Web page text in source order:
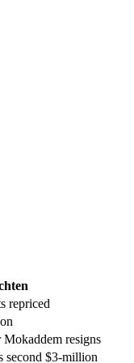
repriced
resigns
second $3-million